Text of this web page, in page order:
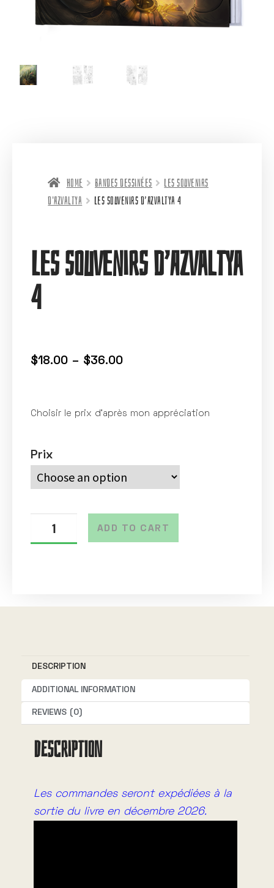
Home Bandes dessinées
Les souvenirs
d'Azvaltya
Les souvenirs d’Azvaltya 4
Les souvenirs d’Azvaltya
4
$18.00 – $36.00
Choisir le prix d’après mon appréciation
Prix
ADD TO CART
a
t
i
DESCRIPTION
ADDITIONAL INFORMATION
REVIEWS (0)
DESCRIPTION
Les commandes seront expédiées à la
sortie du livre en décembre 2026.